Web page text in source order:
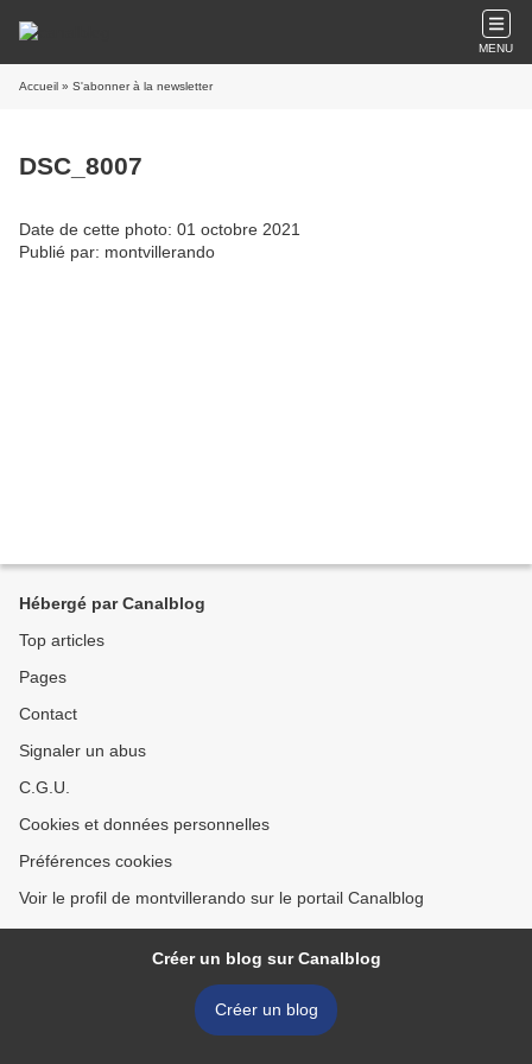
MENU
Accueil » S'abonner à la newsletter
DSC_8007
Date de cette photo: 01 octobre 2021
Publié par: montvillerando
Hébergé par Canalblog
Top articles
Pages
Contact
Signaler un abus
C.G.U.
Cookies et données personnelles
Préférences cookies
Voir le profil de montvillerando sur le portail Canalblog
Créer un blog sur Canalblog
Créer un blog